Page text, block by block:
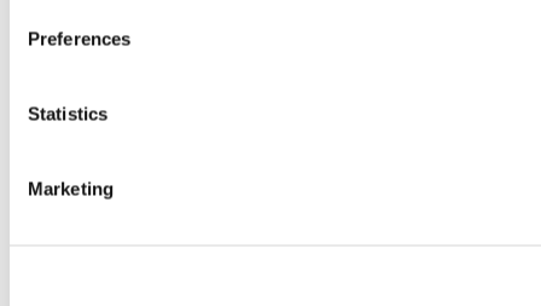
Preferences
Statistics
Marketing